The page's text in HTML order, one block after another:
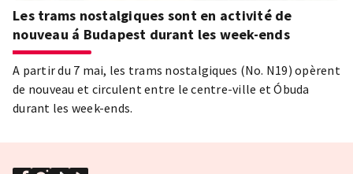
Les trams nostalgiques sont en activité de
nouveau á Budapest durant les week-ends
A partir du 7 mai, les trams nostalgiques (No. N19) opèrent
de nouveau et circulent entre le centre-ville et Óbuda
durant les week-ends.